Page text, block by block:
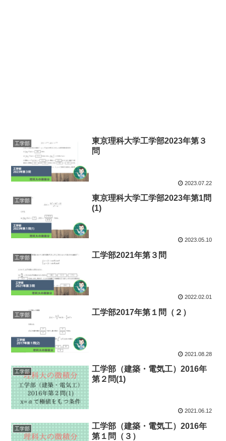
工学部
東京理科大学工学部2023年第３
問
2023.07.22
工学部
東京理科大学工学部2023年第1問
(1)
2023.05.10
工学部 工学部2021年第３問
2022.02.01
工学部 工学部2017年第１問（２）
2021.08.28
工学部
工学部（建築・電気工）2016年
第２問(1)
2021.06.12
工学部
工学部（建築・電気工）2016年
第１問（３）